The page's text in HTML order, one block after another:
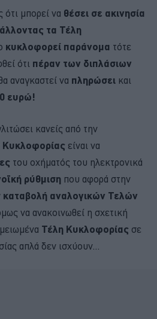
ότι μπορεί να θέσει σε ακινησία
τα Τέλη
κυκλοφορεί παράνομα τότε
ότι πέραν των διπλάσιων
αναγκαστεί να πληρώσει και
ευρώ!
κανείς από την
είναι να
του οχήματός του ηλεκτρονικά
ρύθμιση που αφορά στην
καταβολή αναλογικών Τελών
να ανακοινωθεί η σχετική
Τέλη Κυκλοφορίας σε
απλά δεν ισχύουν...